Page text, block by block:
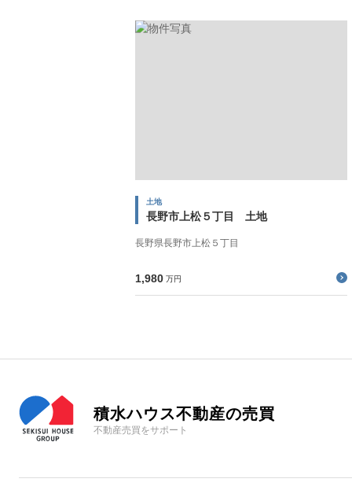
土地
長野市上松５丁目 土地
長野県長野市上松５丁目
1,980 万円
積水ハウス不動産の売買
不動産売買をサポート